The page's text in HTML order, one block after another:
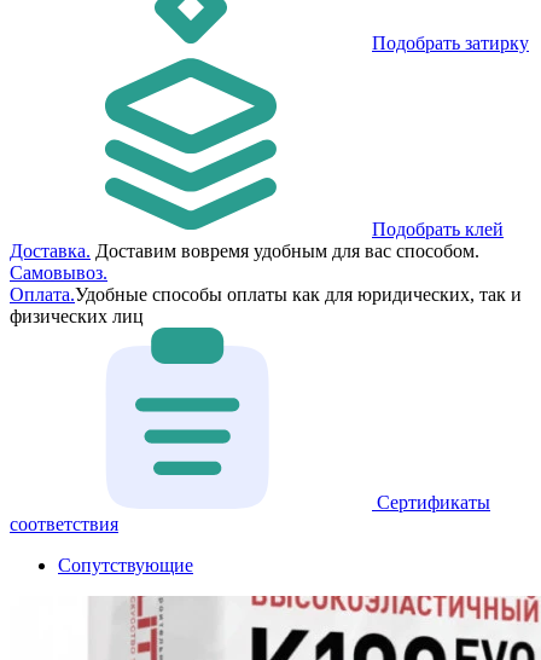
Подобрать затирку
Подобрать клей
Доставка. Доставим вовремя удобным для вас способом.
Самовывоз.
Оплата.Удобные способы оплаты как для юридических, так и
физических лиц
Сертификаты
соответствия
Сопутствующие